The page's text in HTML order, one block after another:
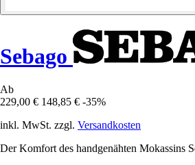
Sebago
Ab
229,00 € 148,85 € -35%
inkl. MwSt. zzgl. Versandkosten
Der Komfort des handgenähten Mokassins